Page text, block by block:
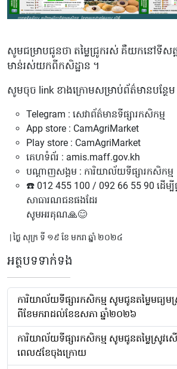
សូមជម្រាបជូនថា តម្លៃជ្រូករស់ គឺយកនៅទីសត្
មាន់រស់យកពីកសិដ្ឋាន ។
សូមចុច link ខាងក្រោមសម្រាប់ព័ត៌មានបន្ថែម
Telegram : សេវាព័ត៌មានទីផ្សារកសិកម្ម
App store : CamAgriMarket
Play store : CamAgriMarket
គេហទំព័រ : amis.maff.gov.kh
បណ្តាញសង្គម : ការិយាល័យទីផ្សារកសិកម្ម
☎️ 012 455 100 / 092 66 55 90 ដើម្
សាធារណជនផងដែរ
សូមអរគុណ🙏😊
| ថ្ងៃ សុក្រ ទី ១៩ ខែ មករា ឆ្នាំ ២០២៤
អត្ថបទទាក់ទង
ការិយាល័យទីផ្សារកសិកម្ម សូមជូនតម្លៃមធ្យម
ពីខែមករាដល់ខែឧសភា ឆ្នាំ២០២៦
ការិយាល័យទីផ្សារកសិកម្ម សូមជូនតម្លៃស្រូវស
ពេល៥ខែចុងក្រោយ